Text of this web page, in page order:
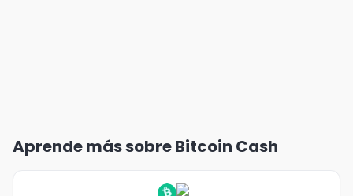
Aprende más sobre Bitcoin Cash